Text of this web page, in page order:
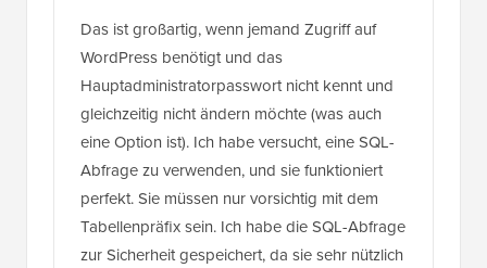
Das ist großartig, wenn jemand Zugriff auf
WordPress benötigt und das
Hauptadministratorpasswort nicht kennt und
gleichzeitig nicht ändern möchte (was auch
eine Option ist). Ich habe versucht, eine SQL-
Abfrage zu verwenden, und sie funktioniert
perfekt. Sie müssen nur vorsichtig mit dem
Tabellenpräfix sein. Ich habe die SQL-Abfrage